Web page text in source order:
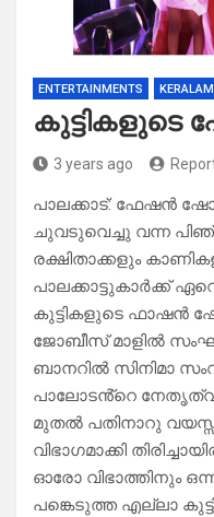
ENTERTAINMENTS KERALAM
കുട്ടികളുടെ
3 years ago
പാലക്കാട്: ഫേഷൻ
ചുവടുവെച്ചു വന്ന
രക്ഷിതാക്കളും
പാലക്കാട്ടുകാർക്ക്
കുട്ടികളുടെ ഫാഷൻ ഷോ
ജോബീസ് മാളിൽ
ബാനറിൽ സിനിമാ
പാലോടൻ്റെ
മുതൽ പതിനാറു
വിഭാഗമാക്കി
ഓരോ വിഭാത്തിനും
പങ്കെടുത്ത എല്ലാ